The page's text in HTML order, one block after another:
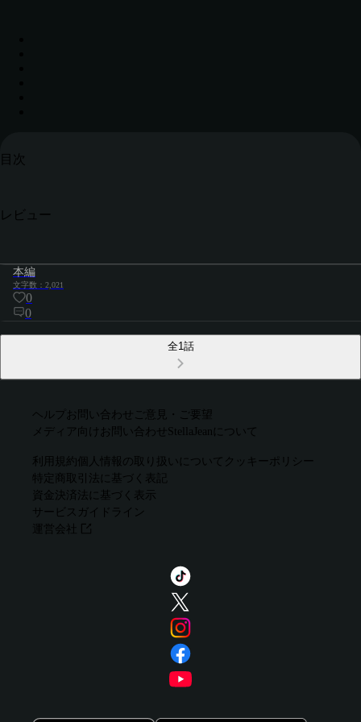
目次
レビュー
本編
文字数：2,021
0
0
全1話
ヘルプ お問い合わせ ご意見・ご要望
メディア向けお問い合わせ StellaJeanについて
利用規約 個人情報の取り扱いについて クッキーポリシー
特定商取引法に基づく表記
資金決済法に基づく表示
サービスガイドライン
運営会社